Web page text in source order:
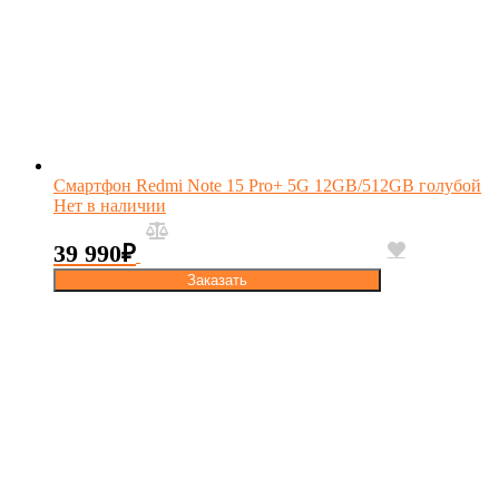
Смартфон Redmi Note 15 Pro+ 5G 12GB/512GB голубой
Нет в наличии
39 990₽
Заказать